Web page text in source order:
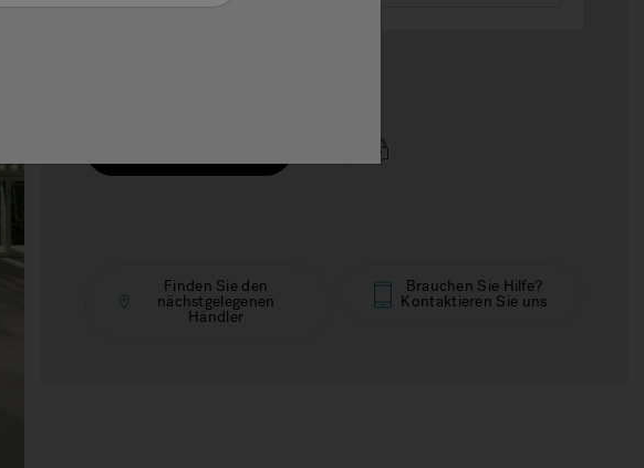
Finden Sie den
nächstgelegenen
Händler
Brauchen Sie Hilfe?
Kontaktieren Sie uns